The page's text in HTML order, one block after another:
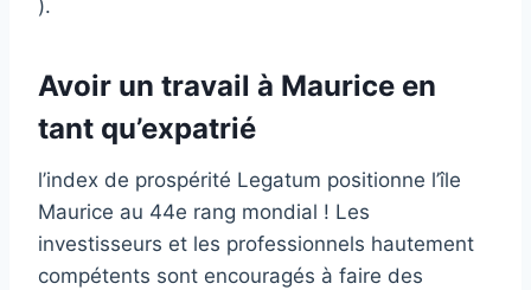
).
Avoir un travail à Maurice en
tant qu’expatrié
l’index de prospérité Legatum positionne l’île
Maurice au 44e rang mondial ! Les
investisseurs et les professionnels hautement
compétents sont encouragés à faire des